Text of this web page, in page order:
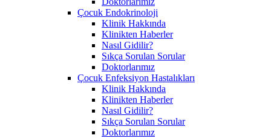
Çocuk Endokrinoloji
Klinik Hakkında
Klinikten Haberler
Nasıl Gidilir?
Sıkça Sorulan Sorular
Doktorlarımız
Çocuk Enfeksiyon Hastalıkları
Klinik Hakkında
Klinikten Haberler
Nasıl Gidilir?
Sıkça Sorulan Sorular
Doktorlarımız